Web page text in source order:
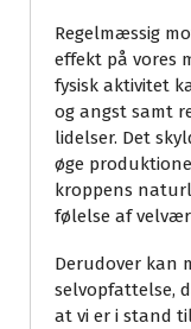
Regelmæssig
effekt på vores
fysisk aktivitet
og angst samt
lidelser. Det
øge
kroppens
følelse af
Derudover kan
selvopfattelse,
at vi er i stand